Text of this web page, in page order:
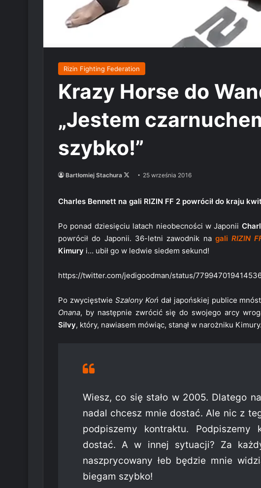
Rizin Fighting Federation
Krazy Horse do
„Jestem
szybko!”
Bartłomiej Stachura
Follow
X
25 września 2016
Charles Bennett na gali RIZIN FF 2 powrócił do kraju
Po ponad dziesięciu latach nieobecności w Japonii
powrócił do Japonii. 36-letni zawodnik na galiRIZIN
Kimury i… ubił go w ledwie siedem sekund!
https://twitter.com/jedigoodman/status/
Po zwycięstwie Szalony Koń dał japońskiej publice
Onana, by następnie zwrócić się do swojego arcy
Silvy, który, nawiasem mówiąc, stanął w narożniku
Wiesz, co się stało w 2005. Dlatego
nadal chcesz mnie dostać. Ale nic z
podpiszemy kontraktu.
dostać. A w innej sytuacji? Za
naszprycowany łeb będzie mnie
biegam szybko!